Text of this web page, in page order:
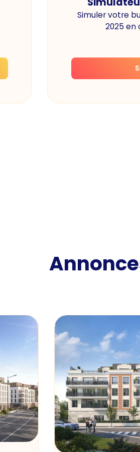
Simuler votre
2025 en